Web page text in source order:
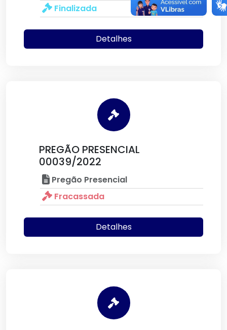
Finalizada
Detalhes
PREGÃO PRESENCIAL
00039/2022
Pregão Presencial
Fracassada
Detalhes